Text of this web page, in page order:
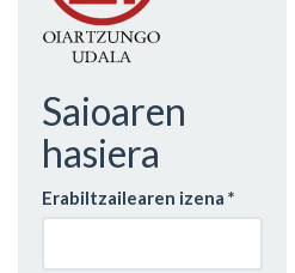
Saioaren
hasiera
Erabiltzailearen izena *